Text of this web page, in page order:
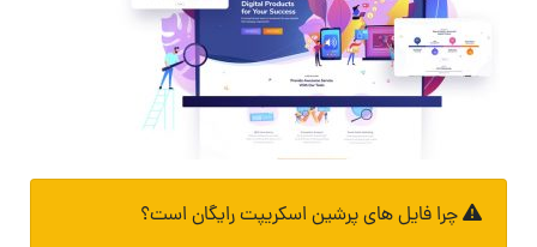
چرا فایل های پرشین اسکریپت رایگان است؟